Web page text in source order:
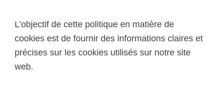
L’objectif de cette politique en matière de
cookies est de fournir des informations claires et
précises sur les cookies utilisés sur notre site
web.